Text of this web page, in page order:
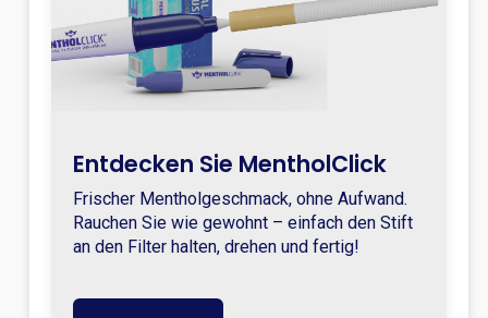
Entdecken Sie MentholClick
Frischer Mentholgeschmack, ohne Aufwand.
Rauchen Sie wie gewohnt – einfach den Stift
an den Filter halten, drehen und fertig!